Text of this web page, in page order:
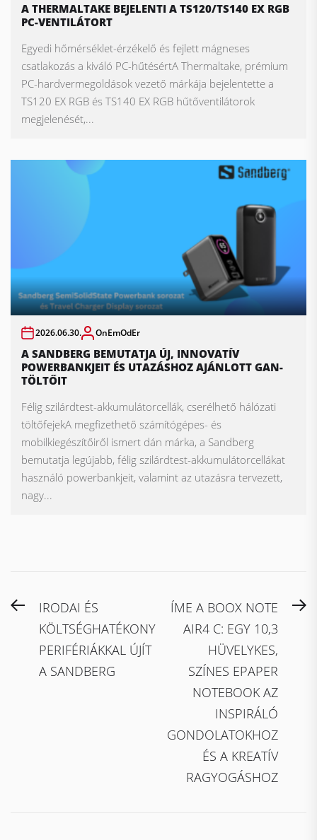
A THERMALTAKE BEJELENTI A TS120/TS140 EX RGB
PC-VENTILÁTORT
Egyedi hőmérséklet-érzékelő és fejlett mágneses
csatlakozás a kiváló PC-hűtésértA Thermaltake, prémium
PC-hardvermegoldások vezető márkája bejelentette a
TS120 EX RGB és TS140 EX RGB hűtőventilátorok
megjelenését,...
2026.06.30. OnEmOdEr
A SANDBERG BEMUTATJA ÚJ, INNOVATÍV
POWERBANKJEIT ÉS UTAZÁSHOZ AJÁNLOTT GAN-
TÖLTŐIT
Félig szilárdtest-akkumulátorcellák, cserélhető hálózati
töltőfejekA megfizethető számítógépes- és
mobilkiegészítőiről ismert dán márka, a Sandberg
bemutatja legújabb, félig szilárdtest-akkumulátorcellákat
használó powerbankjeit, valamint az utazásra tervezett,
nagy...
Bejegyzés
navigáció
PreviousIRODAI ÉS
KÖLTSÉGHATÉKONY
PERIFÉRIÁKKAL ÚJÍT
A SANDBERG
ÍME A BOOX NOTE
AIR4 C: EGY 10,3
HÜVELYKES,
SZÍNES EPAPER
NOTEBOOK AZ
INSPIRÁLÓ
GONDOLATOKHOZ
ÉS A KREATÍV
RAGYOGÁSHOZ